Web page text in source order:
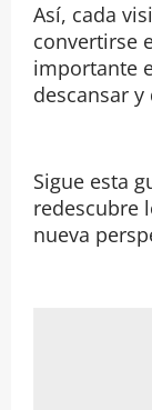
Así, cada
convertirse
importante
descansar
Sigue esta
redescubre
nueva